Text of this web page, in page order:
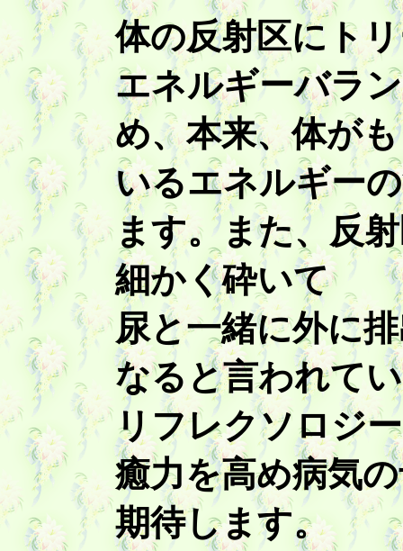
体の反射区にト
エネルギーバラ
め、本来、体が
いるエネルギー
ます。また、反
細かく砕いて
尿と一緒に外に
なると言われて
リフレクソロジ
癒力を高め病気
期待します。